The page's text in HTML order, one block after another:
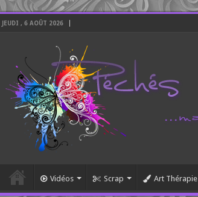
JEUDI , 6 AOÛT 2026
Vidéos Scrap Art Thérapie